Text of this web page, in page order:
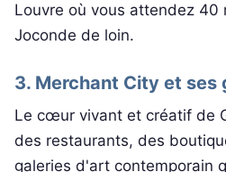
Louvre où vous attendez 40
Joconde de loin.
3. Merchant City et ses
Le cœur vivant et créatif de
des restaurants, des
galeries d'art contemporain